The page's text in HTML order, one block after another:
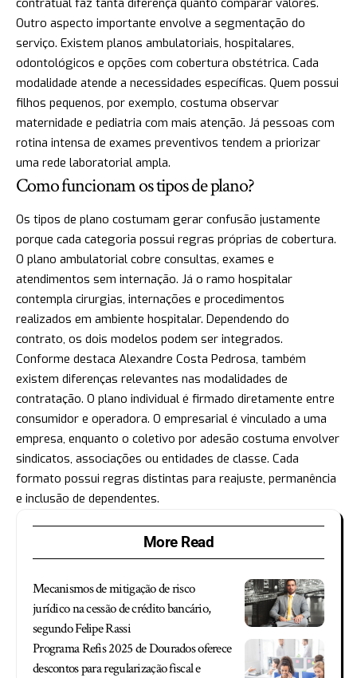
Outro aspecto importante envolve a segmentação do
serviço. Existem planos ambulatoriais, hospitalares,
odontológicos e opções com cobertura obstétrica. Cada
modalidade atende a necessidades específicas. Quem possui
filhos pequenos, por exemplo, costuma observar
maternidade e pediatria com mais atenção. Já pessoas com
rotina intensa de exames preventivos tendem a priorizar
uma rede laboratorial ampla.
Como funcionam os tipos de plano?
Os tipos de plano costumam gerar confusão justamente
porque cada categoria possui regras próprias de cobertura.
O plano ambulatorial cobre consultas, exames e
atendimentos sem internação. Já o ramo hospitalar
contempla cirurgias, internações e procedimentos
realizados em ambiente hospitalar. Dependendo do
contrato, os dois modelos podem ser integrados.
Conforme destaca Alexandre Costa Pedrosa, também
existem diferenças relevantes nas modalidades de
contratação. O plano individual é firmado diretamente entre
consumidor e operadora. O empresarial é vinculado a uma
empresa, enquanto o coletivo por adesão costuma envolver
sindicatos, associações ou entidades de classe. Cada
formato possui regras distintas para reajuste, permanência
e inclusão de dependentes.
More Read
Mecanismos de mitigação de risco
jurídico na cessão de crédito bancário,
segundo Felipe Rassi
Programa Refis 2025 de Dourados oferece
descontos para regularização fiscal e